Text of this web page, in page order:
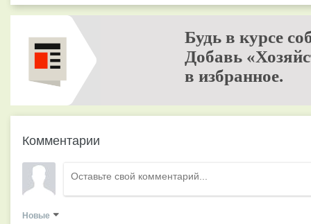
Будь в курсе
Добавь
в избранное.
Комментарии
Новые